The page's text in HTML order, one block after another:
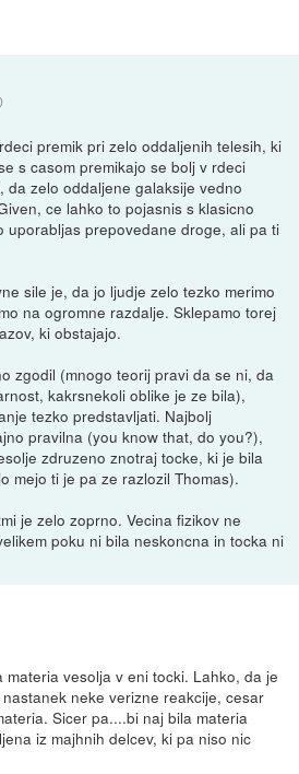
premik pri zelo oddaljenih telesih, ki
s casom premikajo se bolj v rdeci
da zelo oddaljene galaksije vedno
ce lahko to pojasnis s klasicno
uporabljas prepovedane droge, ali pa ti
sile je, da jo ljudje zelo tezko merimo
na ogromne razdalje. Sklepamo torej
ki obstajajo.
zgodil (mnogo teorij pravi da se ni, da
kakrsnekoli oblike je ze bila),
tezko predstavljati. Najbolj
pravilna (you know that, do you?),
zdruzeno znotraj tocke, ki je bila
mejo ti je pa ze razlozil Thomas).
je zelo zoprno. Vecina fizikov ne
poku ni bila neskoncna in tocka ni
vesolja v eni tocki. Lahko, da je
neke verizne reakcije, cesar
Sicer pa....bi naj bila materia
iz majhnih delcev, ki pa niso nic